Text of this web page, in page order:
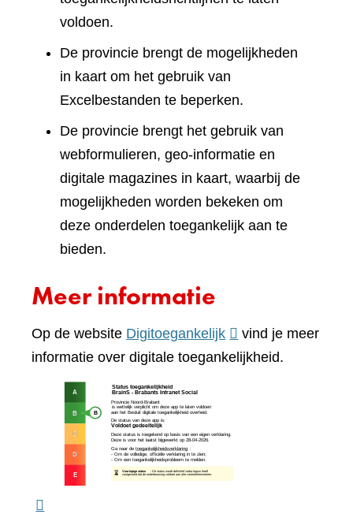
voldoen.
De provincie brengt de mogelijkheden
in kaart om het gebruik van
Excelbestanden te beperken.
De provincie brengt het gebruik van
webformulieren, geo-informatie en
digitale magazines in kaart, waarbij de
mogelijkheden worden bekeken om
deze onderdelen toegankelijk aan te
bieden.
Meer informatie
Op de website Digitoegankelijk(verwijst
naar
vind je meer
informatie over digitale toegankelijkheid.